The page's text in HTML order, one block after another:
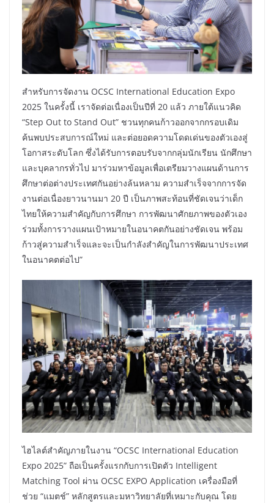
สำหรับการจัดงาน OCSC International Education Expo
2025 ในครั้งนี้ เราจัดต่อเนื่องเป็นปีที่ 20 แล้ว ภายใต้แนวคิด
“Step Out to Stand Out” ชวนทุกคนก้าวออกจากกรอบเดิม
ค้นพบประสบการณ์ใหม่ และต่อยอดความโดดเด่นของตัวเองสู่
โอกาสระดับโลก ซึ่งได้รับการตอบรับจากกลุ่มนักเรียน นักศึกษา
และบุคลากรทั่วไป มาร่วมหาข้อมูลเพื่อเตรียมวางแผนด้านการ
ศึกษาต่อต่างประเทศกันอย่างล้นหลาม ความสำเร็จจากการจัด
งานต่อเนื่องยาวนานมา 20 ปี เป็นภาพสะท้อนที่ชัดเจนว่าเด็ก
ไทยให้ความสำคัญกับการศึกษา การพัฒนาศักยภาพของตัวเอง
ร่วมทั้งการวางแผนเป้าหมายในอนาคตกันอย่างชัดเจน พร้อม
ก้าวสู่ความสำเร็จและจะเป็นกำลังสำคัญในการพัฒนาประเทศ
ในอนาคตต่อไป”
ไฮไลต์สำคัญภายในงาน “OCSC International Education
Expo 2025” ถือเป็นครั้งแรกกับการเปิดตัว Intelligent
Matching Tool ผ่าน OCSC EXPO Application เครื่องมือที่
ช่วย “แมตช์” หลักสูตรและมหาวิทยาลัยที่เหมาะกับคุณ โดย